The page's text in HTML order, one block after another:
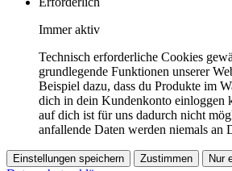
Immer aktiv
Technisch erforderliche Cookies
grundlegende Funktionen unserer
Beispiel dazu, dass du Produkte im
dich in dein Kundenkonto einloggen
auf dich ist für uns dadurch nicht
anfallende Daten werden niemals an
Einstellungen speichern Zustimmen Nur